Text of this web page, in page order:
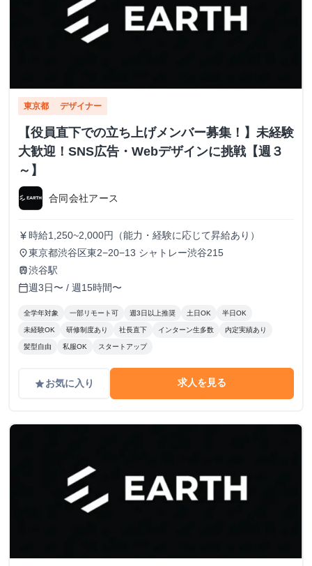
東京都 デザイナー
【役員直下での立ち上げメンバー募集！】未経験
大歓迎！SNS広告・Webデザインに挑戦【週３
～】
合同会社アース
currency_yen 時給1,250~2,000円（能力・経験に応じて昇給あり）
place東京都渋谷区東2−20−13 シャトレー渋谷215
train渋谷駅
calendar_today週3日〜 / 週15時間〜
全学年対象 一部リモート可 週3日以上推奨 土日OK 半日OK
未経験OK 研修制度あり 社長直下 インターン生多数 内定実績あり
髪型自由 私服OK スタートアップ
gradeお気に入り 求人を見る